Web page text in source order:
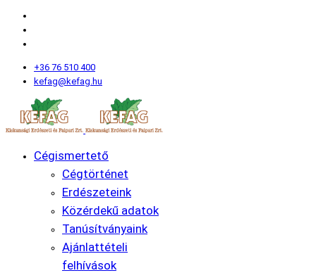
+36 76 510 400
kefag@kefag.hu
Cégismertető
Cégtörténet
Erdészeteink
Közérdekű adatok
Tanúsítványaink
Ajánlattételi
felhívások